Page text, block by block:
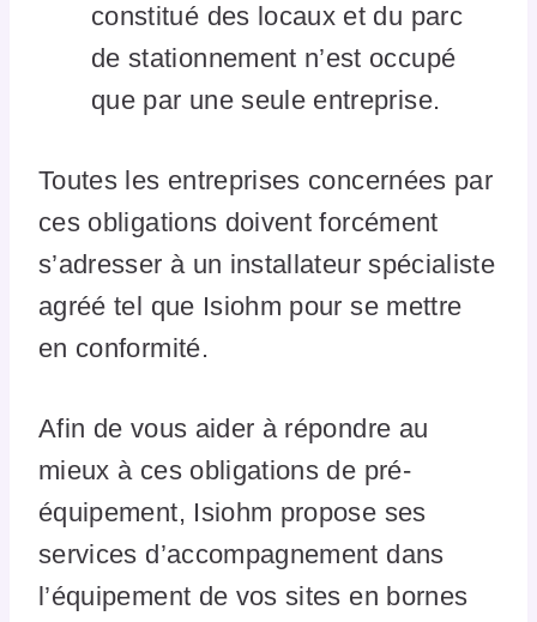
constitué des locaux et du parc
de stationnement n’est occupé
que par une seule entreprise.
Toutes les entreprises concernées par
ces obligations doivent forcément
s’adresser à un installateur spécialiste
agréé tel que Isiohm pour se mettre
en conformité.
Afin de vous aider à répondre au
mieux à ces obligations de pré-
équipement, Isiohm propose ses
services d’accompagnement dans
l’équipement de vos sites en bornes